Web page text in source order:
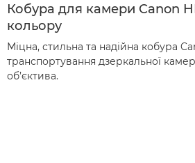
Кобура для камери Canon
кольору
Міцна, стильна та надійна кобура
транспортування дзеркальної
об’єктива.